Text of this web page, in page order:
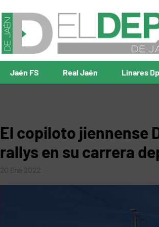
Jaén FS Real Jaén Linares
El copiloto jiennense
rallys en su carrera